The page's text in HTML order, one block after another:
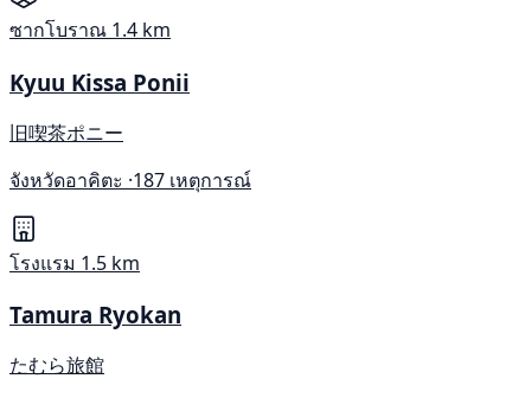
ซากโบราณ 1.4 km
Kyuu Kissa Ponii
旧喫茶ポニー
จังหวัดอาคิตะ ·187 เหตุการณ์
โรงแรม 1.5 km
Tamura Ryokan
たむら旅館